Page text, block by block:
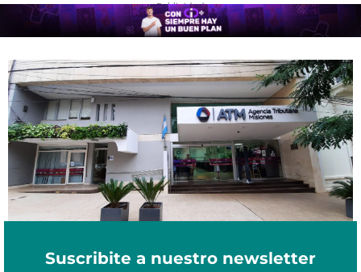
- Publicidad -
Misiones suspende el “pago a cuenta” y redefine el esquema de
control fiscal de la ATM
Junio 19, 2026
Suscribite a nuestro newsletter